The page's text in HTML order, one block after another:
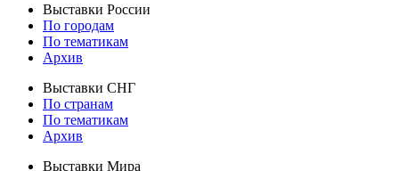
Выставки России
По городам
По тематикам
Архив
Выставки СНГ
По странам
По тематикам
Архив
Выставки Мира